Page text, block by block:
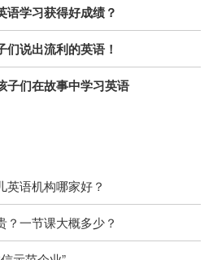
语学习获得好成绩？
说出流利的英语！
子们在故事中学习英语
英语机构哪家好？
？一节课大概多少？